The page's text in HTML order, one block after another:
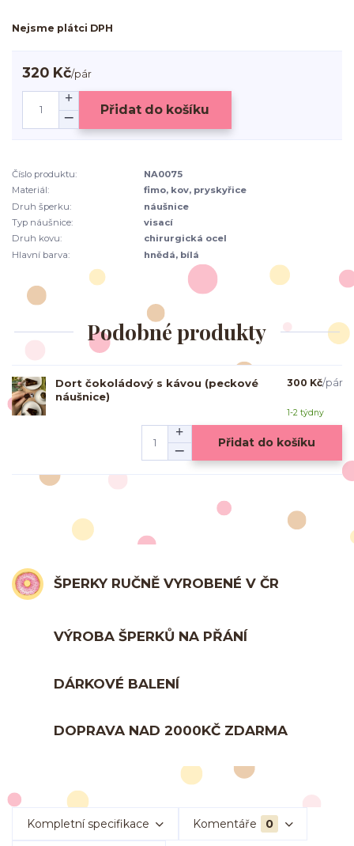
Nejsme plátci DPH
320 Kč/pár
Přidat do košíku
Číslo produktu:
NA0075
Materiál:
fimo, kov, pryskyřice
Druh šperku:
náušnice
Typ náušnice:
visací
Druh kovu:
chirurgická ocel
Hlavní barva:
hnědá, bílá
Podobné produkty
Dort čokoládový s kávou (peckové
náušnice)
300 Kč/pár
1-2 týdny
Přidat do košíku
ŠPERKY RUČNĚ VYROBENÉ V ČR
VÝROBA ŠPERKŮ NA PŘÁNÍ
DÁRKOVÉ BALENÍ
DOPRAVA NAD 2000KČ ZDARMA
Kompletní specifikace Komentáře 0